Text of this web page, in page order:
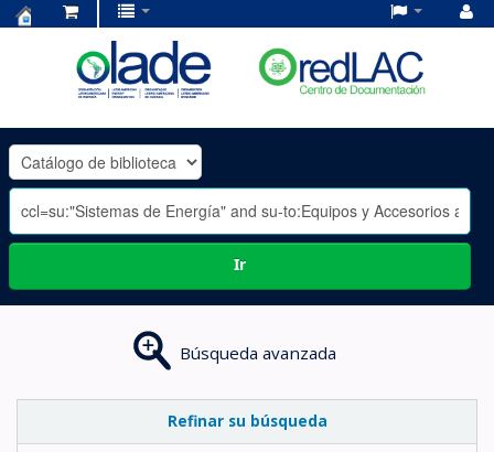
OLADE
-
Ir
Búsqueda avanzada
Refinar su búsqueda